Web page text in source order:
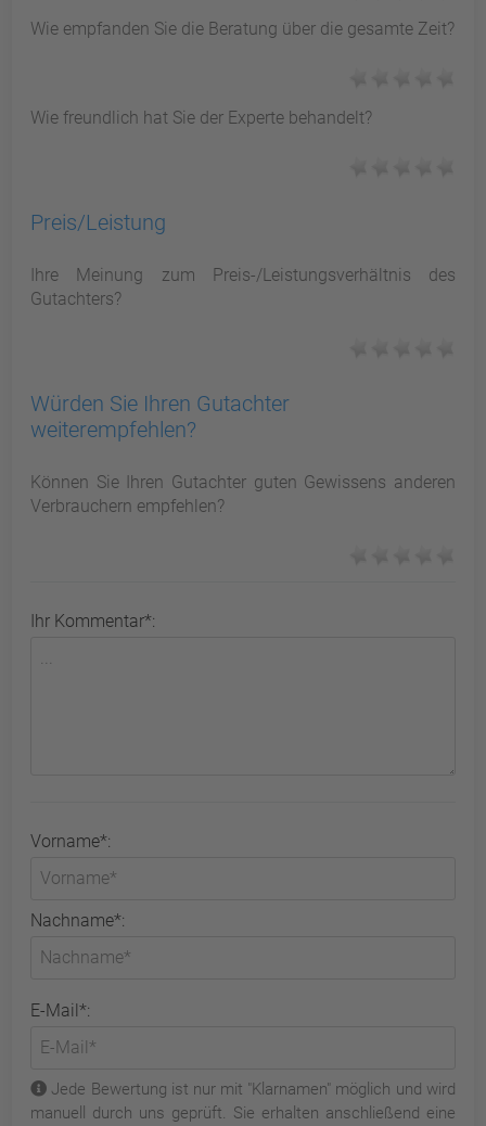
Wie empfanden Sie die Beratung über die gesamte Zeit?
Wie freundlich hat Sie der Experte behandelt?
Preis/Leistung
Ihre Meinung zum Preis-/Leistungsverhältnis des
Gutachters?
Würden Sie Ihren Gutachter
weiterempfehlen?
Können Sie Ihren Gutachter guten Gewissens anderen
Verbrauchern empfehlen?
Ihr Kommentar*:
Vorname*:
Nachname*:
E-Mail*:
Jede Bewertung ist nur mit "Klarnamen" möglich und wird
manuell durch uns geprüft. Sie erhalten anschließend eine